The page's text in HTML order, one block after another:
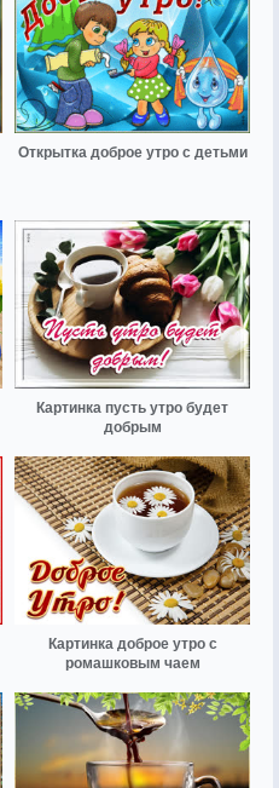
Открытка доброе утро с детьми
Картинка пусть утро будет
добрым
Картинка доброе утро с
ромашковым чаем